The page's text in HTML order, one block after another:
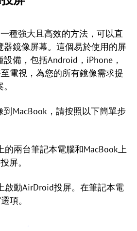
種強大且高效的方法，可以直
器鏡像屏幕。這個易於使用的屏
備，包括Android，iPhone，
電視，為您的所有鏡像需求提
MacBook，請按照以下簡單步
的兩台筆記本電腦和MacBook上
屏。
啟動AirDroid投屏。在筆記本電
項。